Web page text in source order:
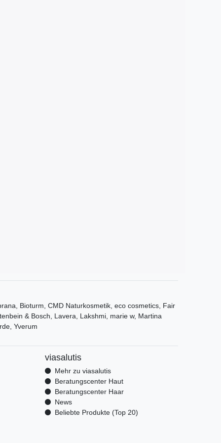
Bioturm, CMD Naturkosmetik, eco cosmetics, Fair
& Bosch, Lavera, Lakshmi, marie w, Martina
Yverum
viasalutis
Mehr zu viasalutis
Beratungscenter Haut
Beratungscenter Haar
News
Beliebte Produkte (Top 20)